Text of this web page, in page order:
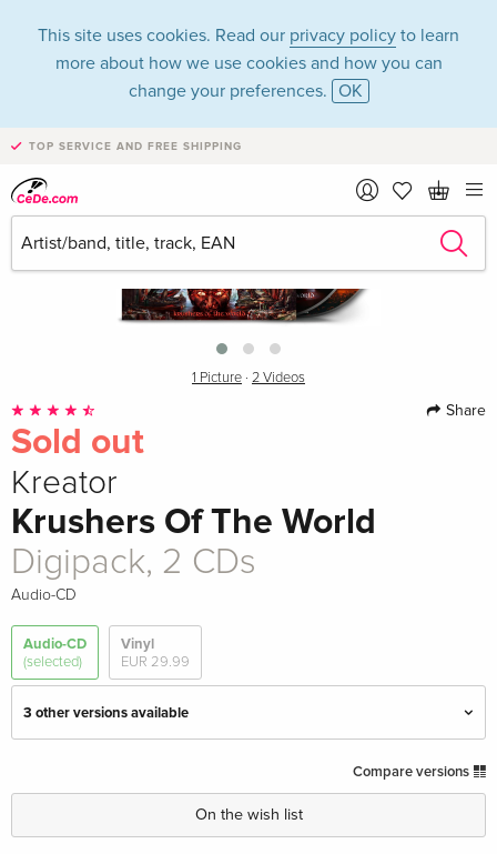
This site uses cookies. Read our privacy policy to learn
more about how we use cookies and how you can
change your preferences. OK
TOP SERVICE AND FREE SHIPPING
1 Picture· 2 Videos
Share
Sold out
Kreator
Krushers Of The World
Digipack, 2 CDs
Audio-CD
Audio-CD
(selected)
Vinyl
EUR 29.99
3 other versions available
EUR 28.49
Compare versions
On the wish list